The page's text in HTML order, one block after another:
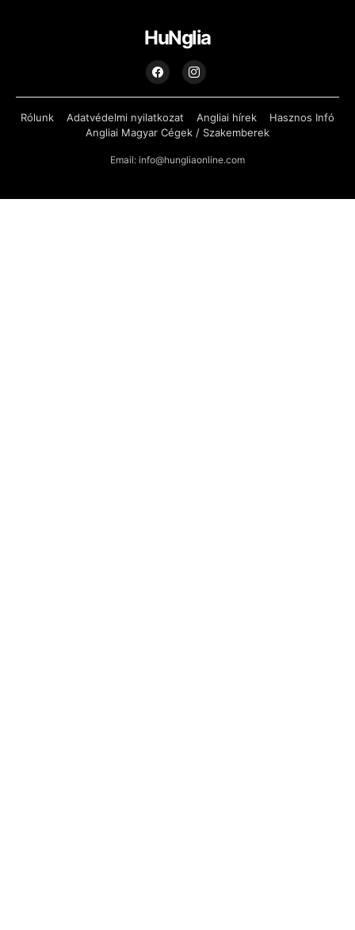
HuNglia
Rólunk Adatvédelmi nyilatkozat Angliai hírek
Hasznos Infó
Angliai Magyar Cégek / Szakemberek
Email: info@hungliaonline.com